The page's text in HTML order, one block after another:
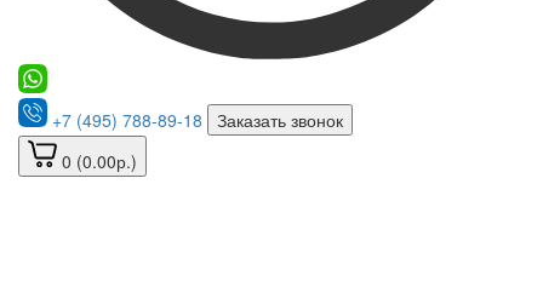
+7 (495) 788-89-18
Заказать звонок
0 (0.00р.)